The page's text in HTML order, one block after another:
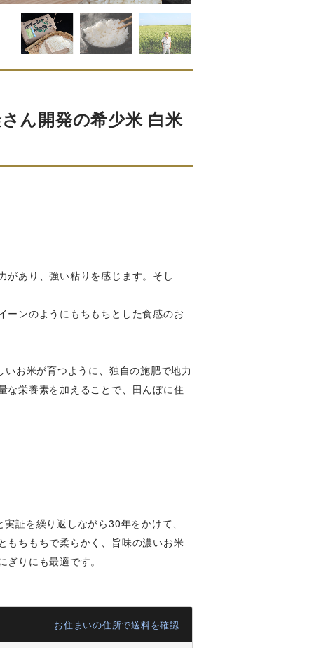
ん開発の希少米 白米
があり、強い粘りを感じます。そし
ーンのようにもちもちとした食感のお
お米が育つように、独自の施肥で地力
な栄養素を加えることで、田んぼに住
証を繰り返しながら30年をかけて、
もちもちで柔らかく、旨味の濃いお米
りにも最適です。
お住まいの住所で送料を確認